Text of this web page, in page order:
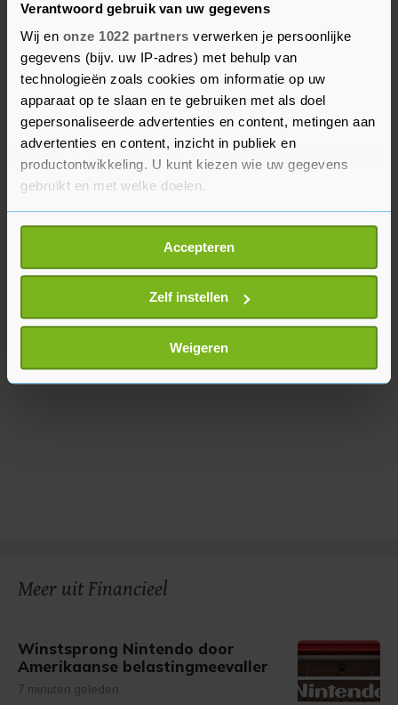
Verantwoord gebruik van uw gegevens
Wij en onze 1022 partners verwerken je persoonlijke
gegevens (bijv. uw IP-adres) met behulp van
technologieën zoals cookies om informatie op uw
apparaat op te slaan en te gebruiken met als doel
gepersonaliseerde advertenties en content, metingen aan
advertenties en content, inzicht in publiek en
productontwikkeling. U kunt kiezen wie uw gegevens
gebruikt en met welke doelen.
Als u het toestaat, willen we ook graag:
Informatie verzamelen over uw geografische
locatie, die tot een paar meter nauwkeurig kan zijn
Uw apparaat identificeren door het actief te
scannen op specifieke eigenschappen (fingerprinting)
Lees meer over hoe uw persoonlijke gegevens worden
verwerkt en stel uw voorkeuren in het
U kunt uw toestemming op elk moment wijzigen of
Accepteren
Zelf instellen
Weigeren
De ministeries van Economische Zaken en
Klimaat (EZK) en Justitie en Veiligheid (J&V)
werken al langer aan een wetswijziging om de
maximale betaaltermijn van grote bedrijven aan
kleinere ondernemingen te verkorten. Ze mikken
daarbij op een termijn van dertig in plaats van
zestig dagen.
Meer uit Financieel
Winstsprong Nintendo door
Amerikaanse belastingmeevaller
7 minuten geleden